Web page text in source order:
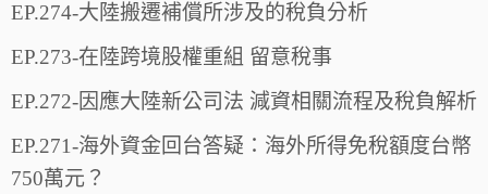
EP.274-大陸搬遷補償所涉及的稅負分析
EP.273-在陸跨境股權重組 留意稅事
EP.272-因應大陸新公司法 減資相關流程及稅負解析
EP.271-海外資金回台答疑：海外所得免稅額度台幣
750萬元？